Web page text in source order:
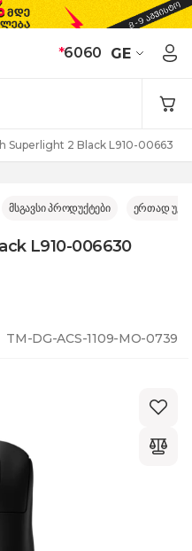
*6060 GE
Superlight 2 Black L910-006630
მსგავსი პროდუქტები ერთად
L910-006630
TM-DG-ACS-1109-MO-0739